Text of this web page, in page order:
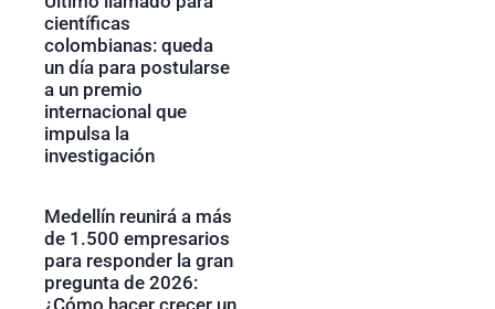
científicas
colombianas: queda
un día para postularse
a un premio
internacional que
impulsa la
investigación
Medellín reunirá a más
de 1.500 empresarios
para responder la gran
pregunta de 2026:
¿Cómo hacer crecer un